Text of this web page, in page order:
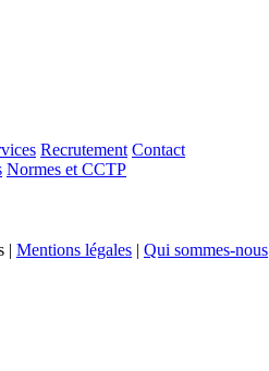
Recrutement Contact
Normes et CCTP
| Mentions légales | Qui sommes-nous